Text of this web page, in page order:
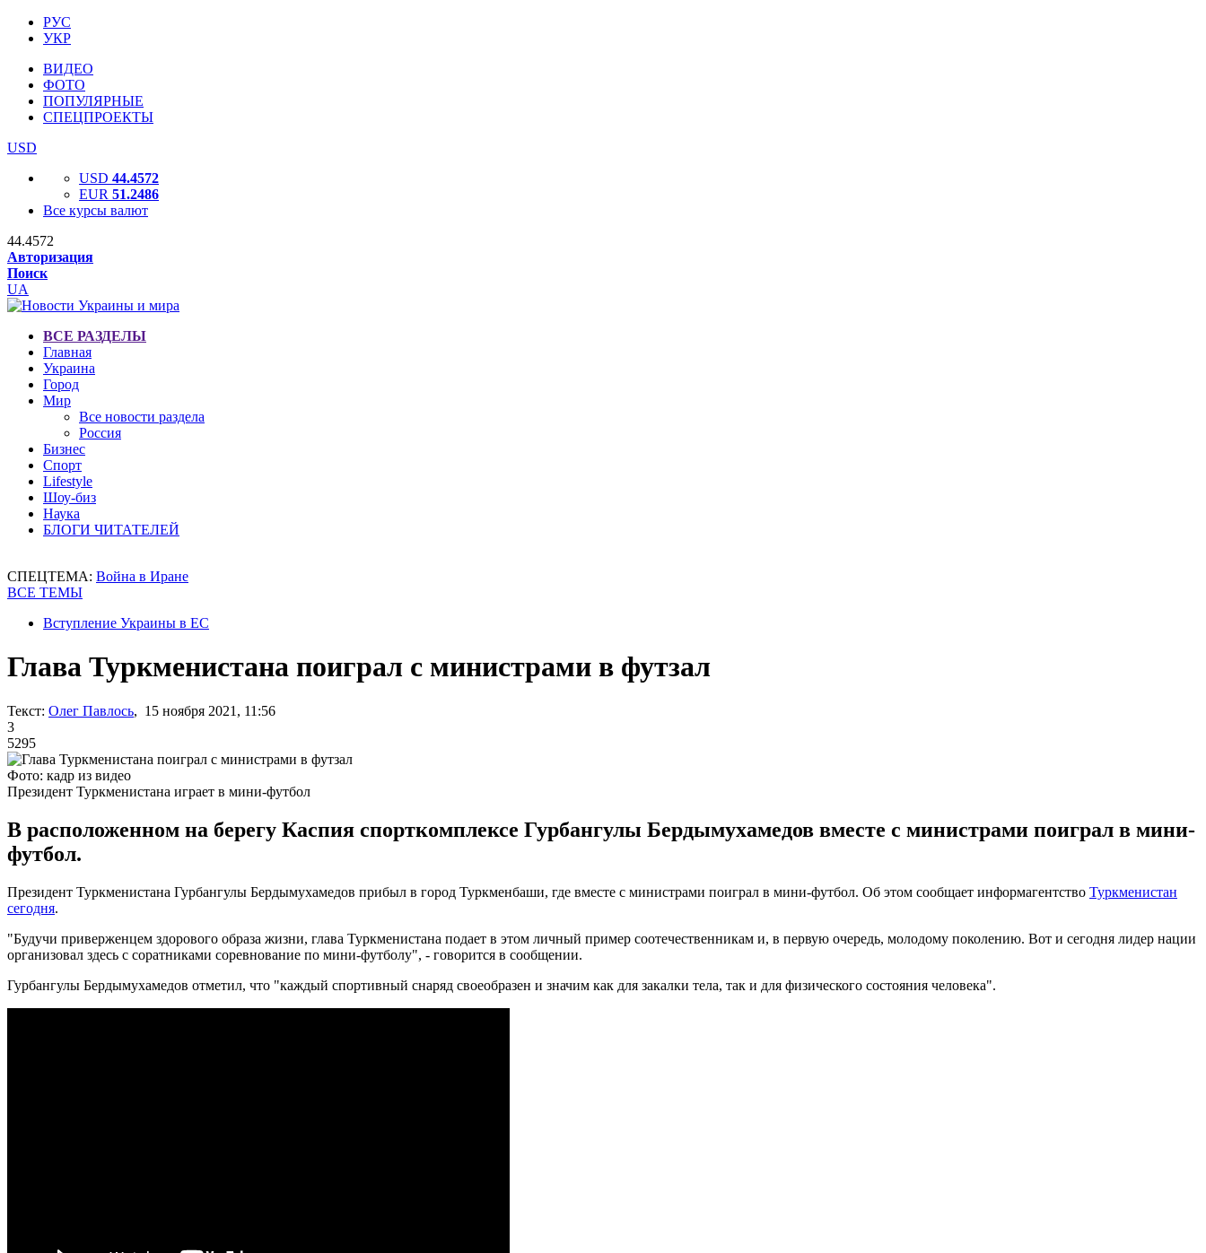
РУС
УКР
ВИДЕО
ФОТО
ПОПУЛЯРНЫЕ
СПЕЦПРОЕКТЫ
USD
USD 44.4572
EUR 51.2486
Все курсы валют
44.4572
Авторизация
Поиск
UA
ВСЕ РАЗДЕЛЫ
Главная
Украина
Город
Мир
Все новости раздела
Россия
Бизнес
Спорт
Lifestyle
Шоу-биз
Наука
БЛОГИ ЧИТАТЕЛЕЙ
СПЕЦТЕМА: Война в Иране
ВСЕ ТЕМЫ
Вступление Украины в ЕС
Глава Туркменистана поиграл с министрами в футзал
Текст: Олег Павлось, 15 ноября 2021, 11:56
3
5295
Фото: кадр из видео
Президент Туркменистана играет в мини-футбол
В расположенном на берегу Каспия спорткомплексе Гурбангулы Бердымухамедов вместе с министрами поиграл в мини-
футбол.
Президент Туркменистана Гурбангулы Бердымухамедов прибыл в город Туркменбаши, где вместе с министрами поиграл в мини-футбол. Об этом сообщает информагентство Туркменистан
сегодня.
"Будучи приверженцем здорового образа жизни, глава Туркменистана подает в этом личный пример соотечественникам и, в первую очередь, молодому поколению. Вот и сегодня лидер нации
организовал здесь с соратниками соревнование по мини-футболу", - говорится в сообщении.
Гурбангулы Бердымухамедов отметил, что "каждый спортивный снаряд своеобразен и значим как для закалки тела, так и для физического состояния человека".